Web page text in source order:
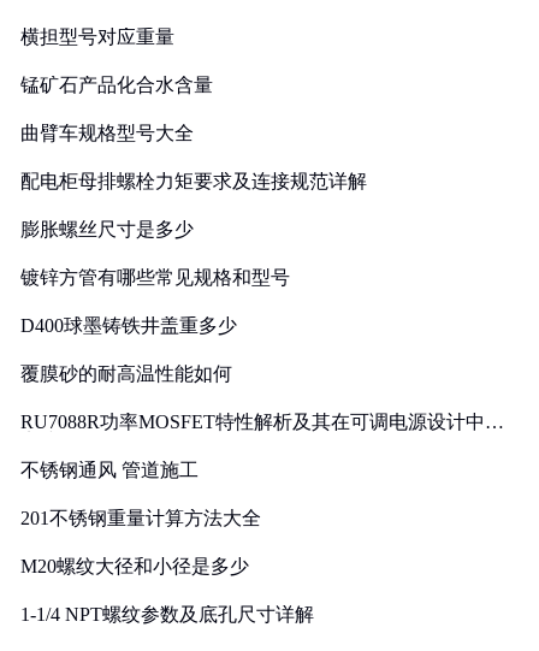
横担型号对应重量
锰矿石产品化合水含量
曲臂车规格型号大全
配电柜母排螺栓力矩要求及连接规范详解
膨胀螺丝尺寸是多少
镀锌方管有哪些常见规格和型号
D400球墨铸铁井盖重多少
覆膜砂的耐高温性能如何
RU7088R功率MOSFET特性解析及其在可调电源设计中的
不锈钢通风 管道施工
201不锈钢重量计算方法大全
M20螺纹大径和小径是多少
1-1/4 NPT螺纹参数及底孔尺寸详解